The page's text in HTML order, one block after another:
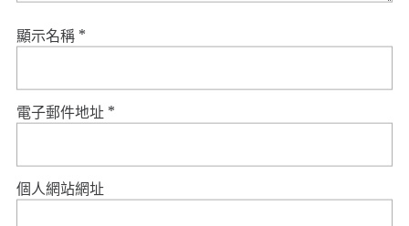
顯示名稱 *
電子郵件地址 *
個人網站網址